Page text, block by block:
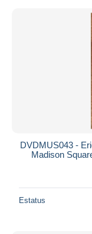
DVDMUS043 -
Madison
Estatus